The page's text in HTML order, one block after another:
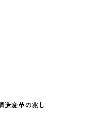
造変革の兆し